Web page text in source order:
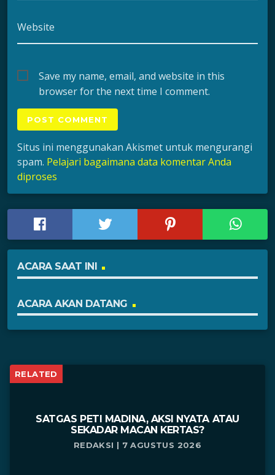
Website
Save my name, email, and website in this
browser for the next time I comment.
Situs ini menggunakan Akismet untuk mengurangi
spam. Pelajari bagaimana data komentar Anda
diproses
ACARA SAAT INI
ACARA AKAN DATANG
RELATED
SATGAS PETI MADINA, AKSI NYATA ATAU
SEKADAR MACAN KERTAS?
REDAKSI | 7 AGUSTUS 2026